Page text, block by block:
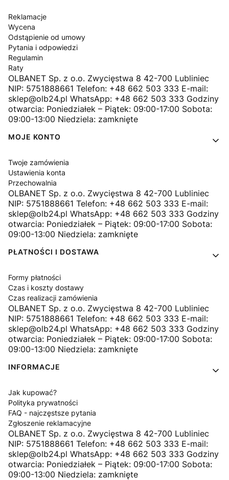
Reklamacje
Wycena
Odstąpienie od umowy
Pytania i odpowiedzi
Regulamin
Raty
OLBANET Sp. z o.o. Zwycięstwa 8 42-700 Lubliniec
NIP: 5751888661 Telefon: +48 662 503 333 E-mail:
sklep@olb24.pl WhatsApp: +48 662 503 333 Godziny
otwarcia: Poniedziałek – Piątek: 09:00-17:00 Sobota:
09:00-13:00 Niedziela: zamknięte
MOJE KONTO
Twoje zamówienia
Ustawienia konta
Przechowalnia
OLBANET Sp. z o.o. Zwycięstwa 8 42-700 Lubliniec
NIP: 5751888661 Telefon: +48 662 503 333 E-mail:
sklep@olb24.pl WhatsApp: +48 662 503 333 Godziny
otwarcia: Poniedziałek – Piątek: 09:00-17:00 Sobota:
09:00-13:00 Niedziela: zamknięte
PŁATNOŚCI I DOSTAWA
Formy płatności
Czas i koszty dostawy
Czas realizacji zamówienia
OLBANET Sp. z o.o. Zwycięstwa 8 42-700 Lubliniec
NIP: 5751888661 Telefon: +48 662 503 333 E-mail:
sklep@olb24.pl WhatsApp: +48 662 503 333 Godziny
otwarcia: Poniedziałek – Piątek: 09:00-17:00 Sobota:
09:00-13:00 Niedziela: zamknięte
INFORMACJE
Jak kupować?
Polityka prywatności
FAQ - najczęstsze pytania
Zgłoszenie reklamacyjne
OLBANET Sp. z o.o. Zwycięstwa 8 42-700 Lubliniec
NIP: 5751888661 Telefon: +48 662 503 333 E-mail:
sklep@olb24.pl WhatsApp: +48 662 503 333 Godziny
otwarcia: Poniedziałek – Piątek: 09:00-17:00 Sobota:
09:00-13:00 Niedziela: zamknięte